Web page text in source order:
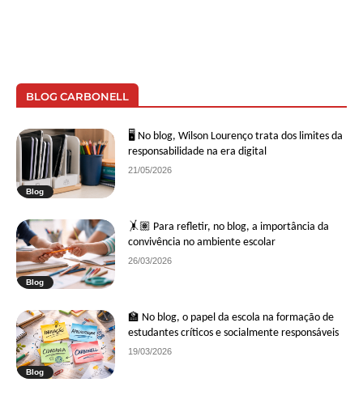
BLOG CARBONELL
Blog
🖥 No blog, Wilson Lourenço trata dos limites da
responsabilidade na era digital
21/05/2026
Blog
🤸🏽 Para refletir, no blog, a importância da
convivência no ambiente escolar
26/03/2026
Blog
🏫 No blog, o papel da escola na formação de
estudantes críticos e socialmente responsáveis
19/03/2026